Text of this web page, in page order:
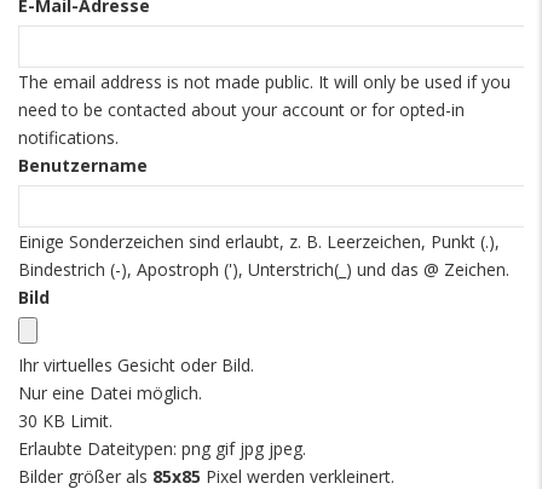
E-Mail-Adresse
The email address is not made public. It will only be used if you
need to be contacted about your account or for opted-in
notifications.
Benutzername
Einige Sonderzeichen sind erlaubt, z. B. Leerzeichen, Punkt (.),
Bindestrich (-), Apostroph ('), Unterstrich(_) und das @ Zeichen.
Bild
Ihr virtuelles Gesicht oder Bild.
Nur eine Datei möglich.
30 KB Limit.
Erlaubte Dateitypen: png gif jpg jpeg.
Bilder größer als 85x85 Pixel werden verkleinert.